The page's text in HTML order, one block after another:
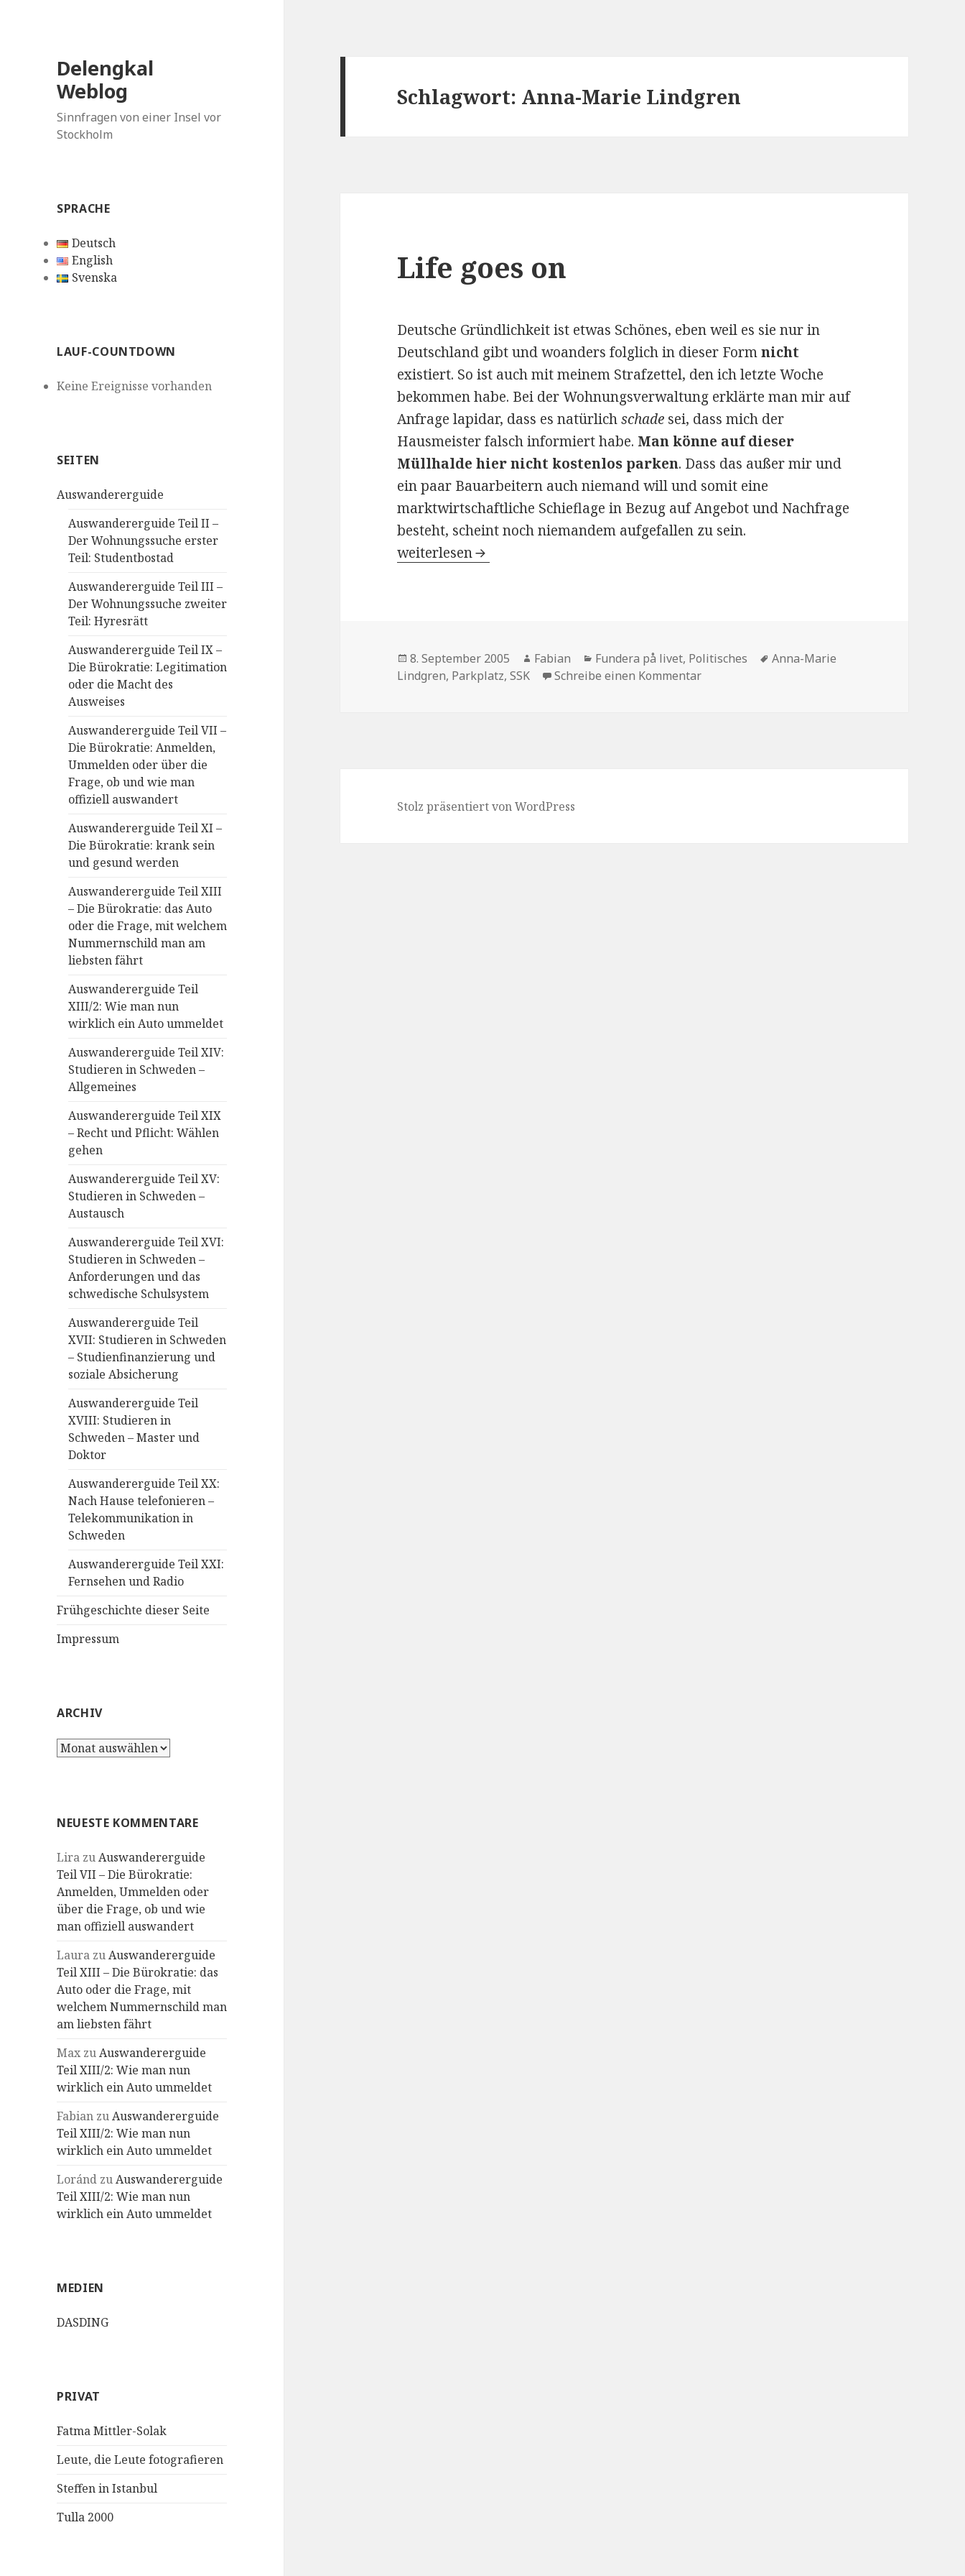
Delengkal
Weblog
Sinnfragen von einer Insel vor
Stockholm
SPRACHE
Deutsch
English
Svenska
LAUF-COUNTDOWN
Keine Ereignisse vorhanden
SEITEN
Auswandererguide
Auswandererguide Teil II –
Der Wohnungssuche erster
Teil: Studentbostad
Auswandererguide Teil III –
Der Wohnungssuche zweiter
Teil: Hyresrätt
Auswandererguide Teil IX –
Die Bürokratie: Legitimation
oder die Macht des
Ausweises
Auswandererguide Teil VII –
Die Bürokratie: Anmelden,
Ummelden oder über die
Frage, ob und wie man
offiziell auswandert
Auswandererguide Teil XI –
Die Bürokratie: krank sein
und gesund werden
Auswandererguide Teil XIII
– Die Bürokratie: das Auto
oder die Frage, mit welchem
Nummernschild man am
liebsten fährt
Auswandererguide Teil
XIII/2: Wie man nun
wirklich ein Auto ummeldet
Auswandererguide Teil XIV:
Studieren in Schweden –
Allgemeines
Auswandererguide Teil XIX
– Recht und Pflicht: Wählen
gehen
Auswandererguide Teil XV:
Studieren in Schweden –
Austausch
Auswandererguide Teil XVI:
Studieren in Schweden –
Anforderungen und das
schwedische Schulsystem
Auswandererguide Teil
XVII: Studieren in Schweden
– Studienfinanzierung und
soziale Absicherung
Auswandererguide Teil
XVIII: Studieren in
Schweden – Master und
Doktor
Auswandererguide Teil XX:
Nach Hause telefonieren –
Telekommunikation in
Schweden
Auswandererguide Teil XXI:
Fernsehen und Radio
Frühgeschichte dieser Seite
Impressum
ARCHIV
Archiv
NEUESTE KOMMENTARE
Lira zuAuswandererguide
Teil VII – Die Bürokratie:
Anmelden, Ummelden oder
über die Frage, ob und wie
man offiziell auswandert
Laura zuAuswandererguide
Teil XIII – Die Bürokratie: das
Auto oder die Frage, mit
welchem Nummernschild man
am liebsten fährt
Max zuAuswandererguide
Teil XIII/2: Wie man nun
wirklich ein Auto ummeldet
Fabian zuAuswandererguide
Teil XIII/2: Wie man nun
wirklich ein Auto ummeldet
Loránd zuAuswandererguide
Teil XIII/2: Wie man nun
wirklich ein Auto ummeldet
MEDIEN
DASDING
PRIVAT
Fatma Mittler-Solak
Leute, die Leute fotografieren
Steffen in Istanbul
Tulla 2000
Schlagwort: Anna-Marie Lindgren
Life goes on
Deutsche Gründlichkeit ist etwas Schönes, eben weil es sie nur in
Deutschland gibt und woanders folglich in dieser Formnicht
existiert. So ist auch mit meinem Strafzettel, den ich letzte Woche
bekommen habe. Bei der Wohnungsverwaltung erklärte man mir auf
Anfrage lapidar, dass es natürlichschade sei, dass mich der
Hausmeister falsch informiert habe. Man könne auf dieser
Müllhalde hier nicht kostenlos parken. Dass das außer mir und
ein paar Bauarbeitern auch niemand will und somit eine
marktwirtschaftliche Schieflage in Bezug auf Angebot und Nachfrage
besteht, scheint noch niemandem aufgefallen zu sein.
Life goes on
weiterlesen
Veröffentlicht
am
8. September 2005 Autor
Fabian Kategorien
Fundera på livet, Politisches Schlagwörter
Anna-Marie
Lindgren, Parkplatz,SSK Schreibe einen Kommentarzu Life goes on
Stolz präsentiert von WordPress